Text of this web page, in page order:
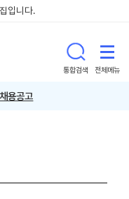
입니다.
통합검색 전체메뉴
채용공고